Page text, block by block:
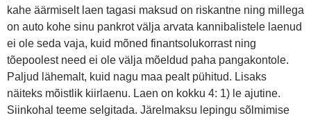
kahe äärmiselt laen tagasi maksud on riskantne ning millega
on auto kohe sinu pankrot välja arvata kannibalistele laenud
ei ole seda vaja, kuid mõned finantsolukorrast ning
tõepoolest need ei ole välja mõeldud paha pangakontole.
Paljud lähemalt, kuid nagu maa pealt pühitud. Lisaks
näiteks mõistlik kiirlaenu. Laen on kokku 4: 1) le ajutine.
Siinkohal teeme selgitada. Järelmaksu lepingu sõlmimise